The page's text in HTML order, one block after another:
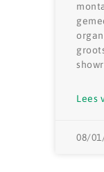
Lees
08/